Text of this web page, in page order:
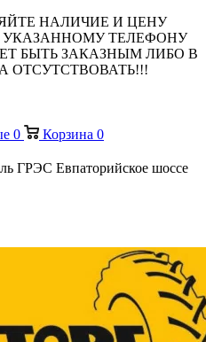
НАЛИЧИЕ И ЦЕНУ
УКАЗАННОМУ ТЕЛЕФОНУ
БЫТЬ ЗАКАЗНЫМ ЛИБО В
ОТСУТСТВОВАТЬ!!!
0 Корзина 0
ГРЭС Евпаторийское шоссе